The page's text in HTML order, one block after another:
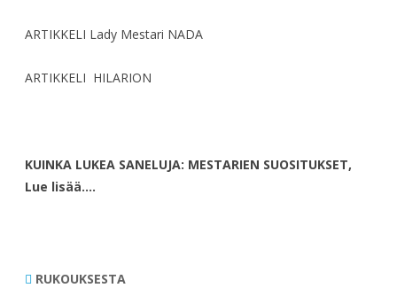
ARTIKKELI Lady Mestari NADA
ARTIKKELI HILARION
KUINKA LUKEA SANELUJA: MESTARIEN SUOSITUKSET,
Lue lisää….
RUKOUKSESTA